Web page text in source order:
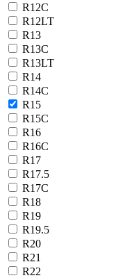
R12C
R12LT
R13
R13C
R13LT
R14
R14C
R15
R15C
R16
R16C
R17
R17.5
R17C
R18
R19
R19.5
R20
R21
R22